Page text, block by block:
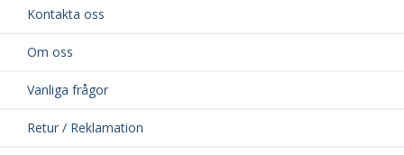
Kontakta oss
Om oss
Vanliga frågor
Retur / Reklamation